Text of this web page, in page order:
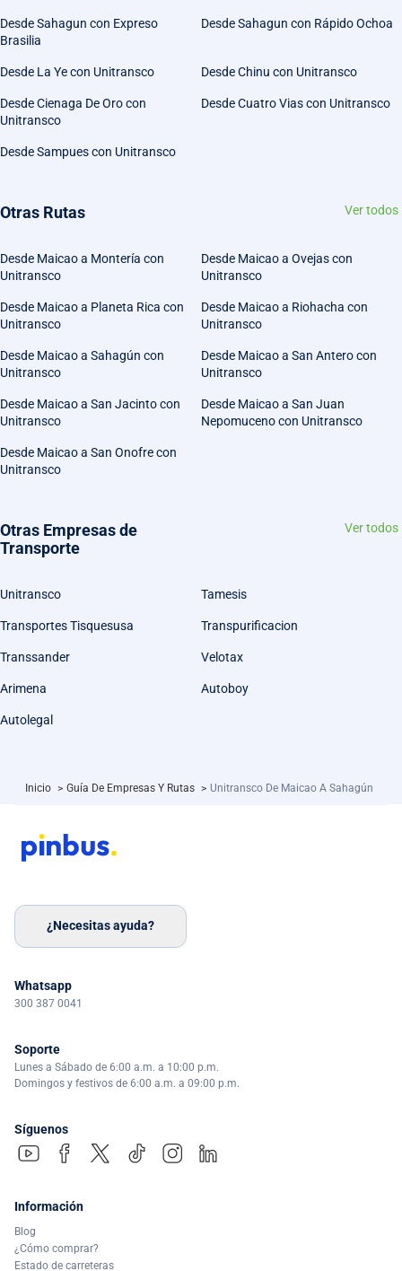
Desde Sahagun con Expreso
Brasilia
Desde Sahagun con Rápido Ochoa
Desde La Ye con Unitransco Desde Chinu con Unitransco
Desde Cienaga De Oro con
Unitransco
Desde Cuatro Vias con Unitransco
Desde Sampues con Unitransco
Otras Rutas Ver todos
Desde Maicao a Montería con
Unitransco
Desde Maicao a Ovejas con
Unitransco
Desde Maicao a Planeta Rica con
Unitransco
Desde Maicao a Riohacha con
Unitransco
Desde Maicao a Sahagún con
Unitransco
Desde Maicao a San Antero con
Unitransco
Desde Maicao a San Jacinto con
Unitransco
Desde Maicao a San Juan
Nepomuceno con Unitransco
Desde Maicao a San Onofre con
Unitransco
Otras Empresas de
Transporte
Ver todos
Unitransco Tamesis
Transportes Tisquesusa Transpurificacion
Transsander Velotax
Arimena Autoboy
Autolegal
Inicio > Guía De Empresas Y Rutas > Unitransco De Maicao A Sahagún
¿Necesitas ayuda?
Whatsapp
300 387 0041
Soporte
Lunes a Sábado de 6:00 a.m. a 10:00 p.m.
Domingos y festivos de 6:00 a.m. a 09:00 p.m.
Síguenos
Información
Blog
¿Cómo comprar?
Estado de carreteras